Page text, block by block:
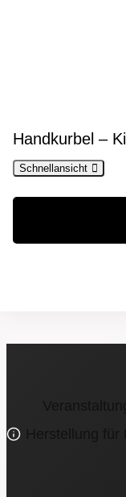
Handkurbel –
Schnellansicht